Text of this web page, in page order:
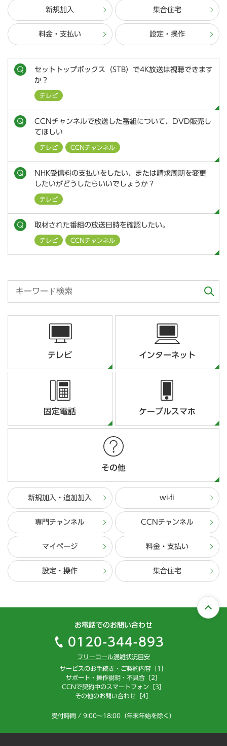
新規加入 集合住宅
料金・支払い 設定・操作
セットトップボックス（STB）で4K放送は視聴できます
か？
テレビ
CCNチャンネルで放送した番組について、DVD販売し
てほしい
テレビ CCNチャンネル
NHK受信料の支払いをしたい、または請求周期を変更
したいがどうしたらいいでしょうか？
テレビ
取材された番組の放送日時を確認したい。
テレビ CCNチャンネル
テレビ インターネット
固定電話 ケーブルスマホ
その他
新規加入・追加加入 wi-fi
専門チャンネル CCNチャンネル
マイページ 料金・支払い
設定・操作 集合住宅
お電話でのお問い合わせ
0120-344-893
フリーコール混雑状況目安
サービスのお手続き・ご契約内容［1］
サポート・操作説明・不具合［2］
CCNで契約中のスマートフォン［3］
その他のお問い合わせ［4］
受付時間 / 9:00～18:00（年末年始を除く）